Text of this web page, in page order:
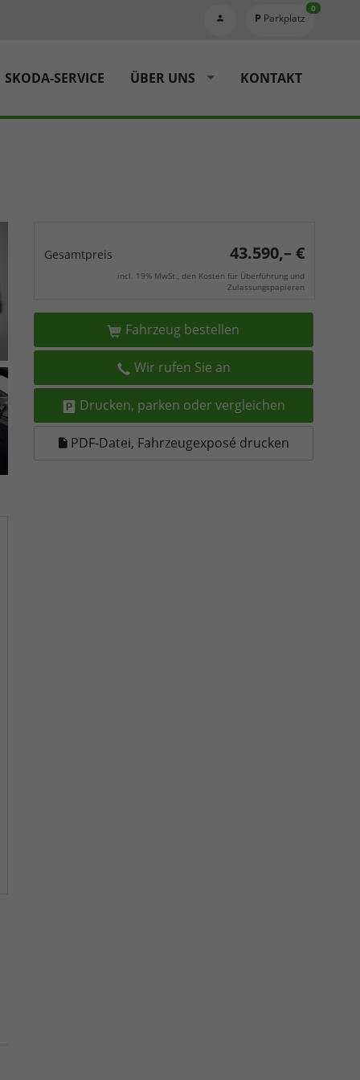
Parkplatz
0
SKODA-SERVICE ÜBER UNS KONTAKT
Gesamtpreis 43.590,– €
incl. 19% MwSt., den Kosten für Überführung und
Zulassungspapieren
Fahrzeug bestellen
Wir rufen Sie an
Drucken, parken oder vergleichen
PDF-Datei, Fahrzeugexposé drucken